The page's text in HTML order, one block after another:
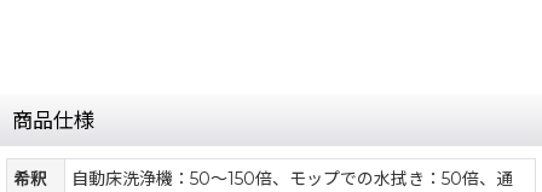
商品仕様
希釈
自動床洗浄機：50〜150倍、モップでの水拭き：50倍、通